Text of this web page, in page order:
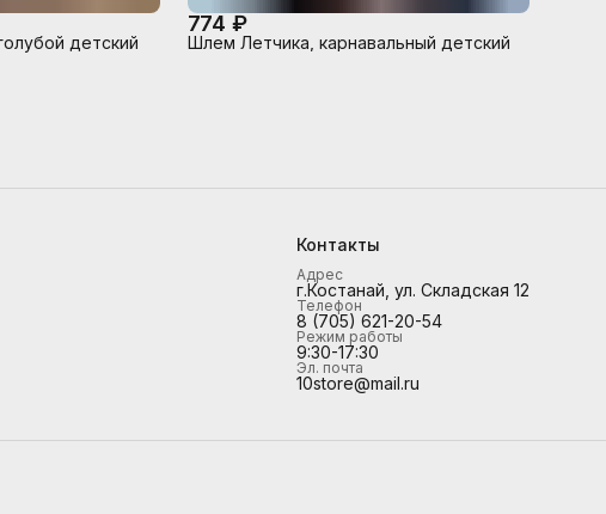
детский
774 ₽
Шлем Летчика, карнавальный детский
Контакты
Адрес
г.Костанай, ул. Складская 12
Телефон
8 (705) 621-20-54
Режим работы
9:30-17:30
Эл. почта
10store@mail.ru